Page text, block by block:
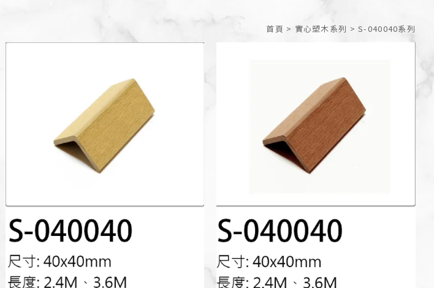
首頁 > 實心塑木系列 >S-040040系列